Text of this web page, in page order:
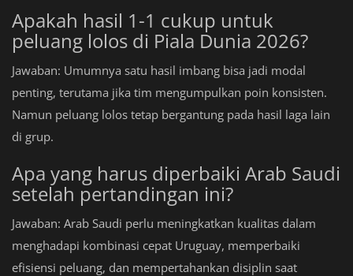
Apakah hasil 1-1 cukup untuk
peluang lolos di Piala Dunia 2026?
Jawaban: Umumnya satu hasil imbang bisa jadi modal
penting, terutama jika tim mengumpulkan poin konsisten.
Namun peluang lolos tetap bergantung pada hasil laga lain
di grup.
Apa yang harus diperbaiki Arab Saudi
setelah pertandingan ini?
Jawaban: Arab Saudi perlu meningkatkan kualitas dalam
menghadapi kombinasi cepat Uruguay, memperbaiki
efisiensi peluang, dan mempertahankan disiplin saat